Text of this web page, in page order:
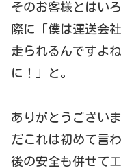
そのお客様とはい
際に「僕は運送会
走られるんですよ
に！」と。
ありがとうござい
だこれは初めて言
後の安全も併せて